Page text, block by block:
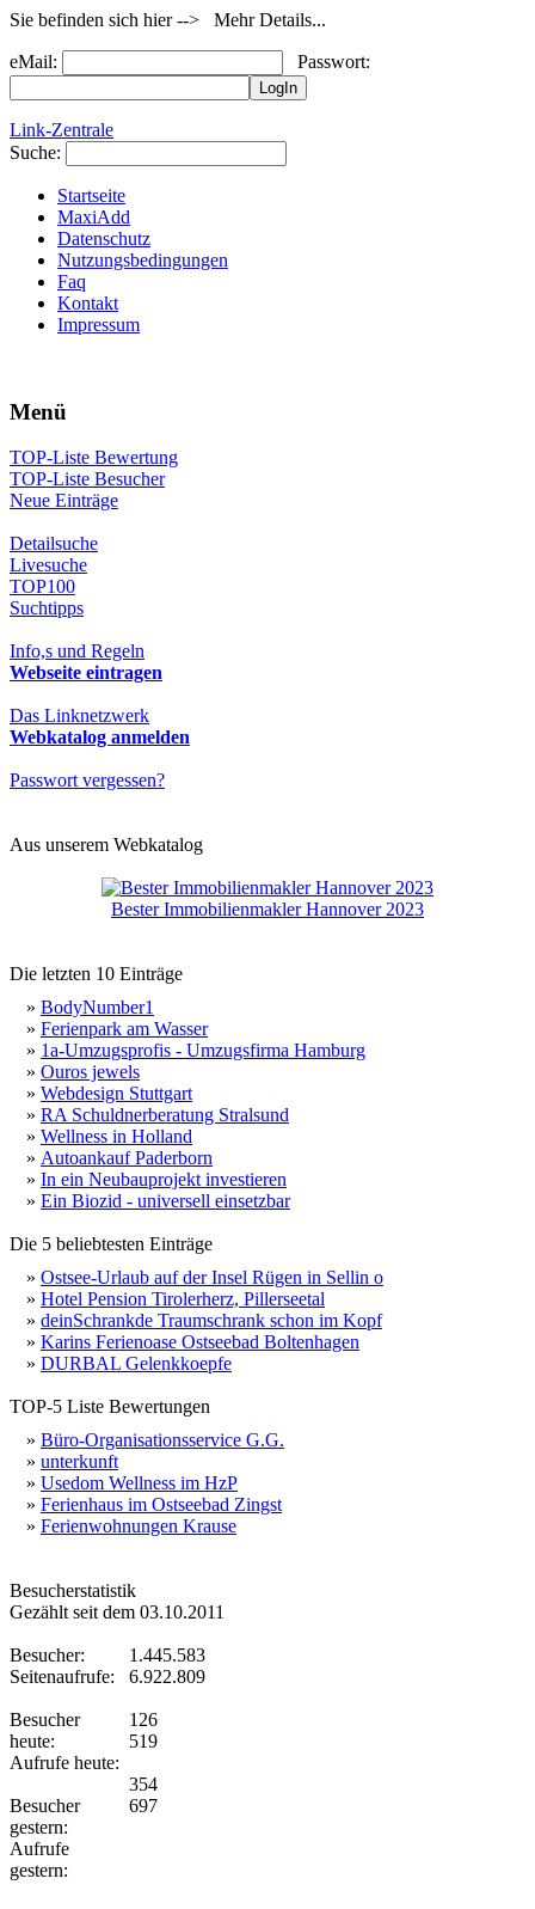
Sie befinden sich hier --> Mehr Details...
eMail: Passwort:
Link-Zentrale
Suche:
Startseite
MaxiAdd
Datenschutz
Nutzungsbedingungen
Faq
Kontakt
Impressum
Menü
TOP-Liste Bewertung
TOP-Liste Besucher
Neue Einträge
Detailsuche
Livesuche
TOP100
Suchtipps
Info,s und Regeln
Webseite eintragen
Das Linknetzwerk
Webkatalog anmelden
Passwort vergessen?
Aus unserem Webkatalog
Bester Immobilienmakler Hannover 2023
Die letzten 10 Einträge
» BodyNumber1
» Ferienpark am Wasser
» 1a-Umzugsprofis - Umzugsfirma Hamburg
» Ouros jewels
» Webdesign Stuttgart
» RA Schuldnerberatung Stralsund
» Wellness in Holland
» Autoankauf Paderborn
» In ein Neubauprojekt investieren
» Ein Biozid - universell einsetzbar
Die 5 beliebtesten Einträge
» Ostsee-Urlaub auf der Insel Rügen in Sellin o
» Hotel Pension Tirolerherz, Pillerseetal
» deinSchrankde Traumschrank schon im Kopf
» Karins Ferienoase Ostseebad Boltenhagen
» DURBAL Gelenkkoepfe
TOP-5 Liste Bewertungen
» Büro-Organisationsservice G.G.
» unterkunft
» Usedom Wellness im HzP
» Ferienhaus im Ostseebad Zingst
» Ferienwohnungen Krause
Besucherstatistik
Gezählt seit dem 03.10.2011
Besucher:
Seitenaufrufe:
Besucher
heute:
Aufrufe heute:
Besucher
gestern:
Aufrufe
gestern:
1.445.583
6.922.809
126
519
354
697